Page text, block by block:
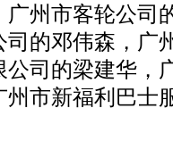
州市客轮公司
的邓伟森，广
司的梁建华，
市新福利巴士